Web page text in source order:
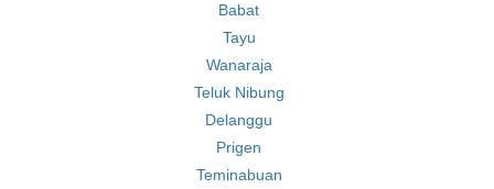
Babat
Tayu
Wanaraja
Teluk Nibung
Delanggu
Prigen
Teminabuan